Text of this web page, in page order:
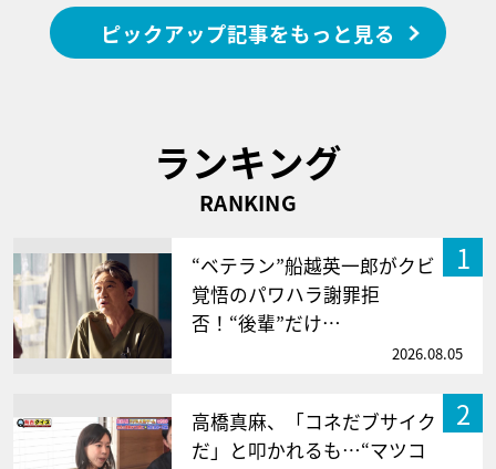
ピックアップ記事をもっと見る
ランキング
RANKING
1
“ベテラン”船越英一郎がクビ
覚悟のパワハラ謝罪拒
否！“後輩”だけ…
2026.08.05
2
高橋真麻、「コネだブサイク
だ」と叩かれるも…“マツコ